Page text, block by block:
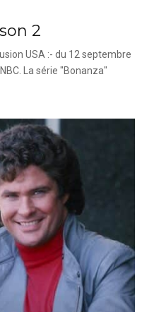
2
USA :- du 12 septembre
La série "Bonanza"